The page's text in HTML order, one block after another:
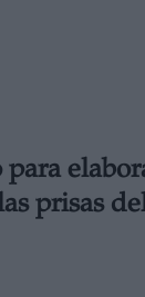
prisas